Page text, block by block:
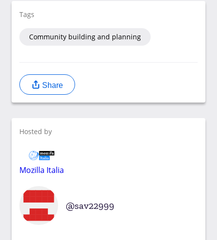
Tags
Community building and planning
Share
Hosted by
Mozilla Italia
sav22999